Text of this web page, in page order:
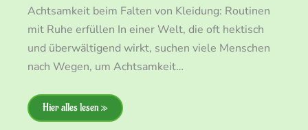
Achtsamkeit beim Falten von Kleidung: Routinen
mit Ruhe erfüllen In einer Welt, die oft hektisch
und überwältigend wirkt, suchen viele Menschen
nach Wegen, um Achtsamkeit…
Hier alles lesen »